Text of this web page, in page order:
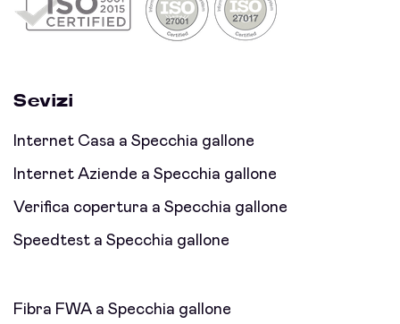
Sevizi
Internet Casa a Specchia gallone
Internet Aziende a Specchia gallone
Verifica copertura a Specchia gallone
Speedtest a Specchia gallone
Fibra FWA a Specchia gallone